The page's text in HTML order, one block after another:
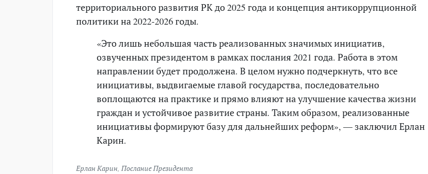
территориального развития РК до 2025 года и концепция антикоррупционной
политики на 2022-2026 годы.
«Это лишь небольшая часть реализованных значимых инициатив,
озвученных президентом в рамках послания 2021 года. Работа в этом
направлении будет продолжена. В целом нужно подчеркнуть, что все
инициативы, выдвигаемые главой государства, последовательно
воплощаются на практике и прямо влияют на улучшение качества жизни
граждан и устойчивое развитие страны. Таким образом, реализованные
инициативы формируют базу для дальнейших реформ», — заключил Ерлан
Карин.
Ерлан Карин Послание Президента